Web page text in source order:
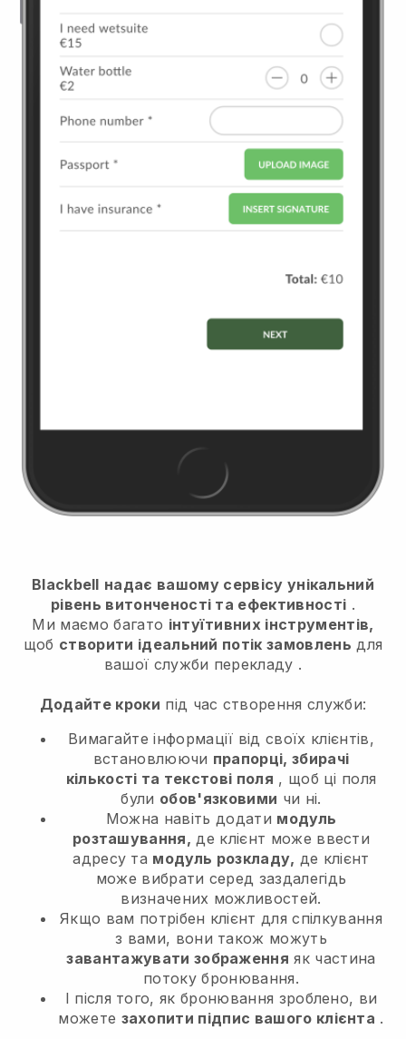
Blackbell надає вашому сервісу унікальний
рівень витонченості та ефективності .
Ми маємо багато інтуїтивних інструментів,
щоб створити ідеальний потік замовлень для
вашої служби перекладу .
Додайте кроки під час створення служби:
Вимагайте інформації від своїх клієнтів,
встановлюючи прапорці, збирачі
кількості та текстові поля , щоб ці поля
були обов'язковими чи ні.
Можна навіть додати модуль
розташування, де клієнт може ввести
адресу та модуль розкладу, де клієнт
може вибрати серед заздалегідь
визначених можливостей.
Якщо вам потрібен клієнт для спілкування
з вами, вони також можуть
завантажувати зображення як частина
потоку бронювання.
І після того, як бронювання зроблено, ви
можете захопити підпис вашого клієнта .